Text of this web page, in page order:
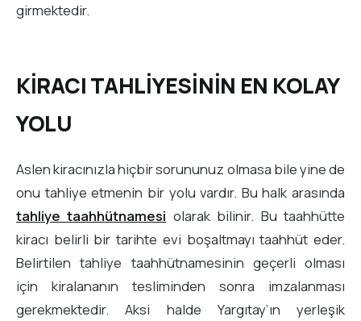
girmektedir.
KİRACI TAHLİYESİNİN EN KOLAY
YOLU
​Aslen kiracınızla hiçbir sorununuz olmasa bile yine de
onu tahliye etmenin bir yolu vardır. Bu halk arasında
tahliye taahhütnamesi olarak bilinir. Bu taahhütte
kiracı belirli bir tarihte evi boşaltmayı taahhüt eder.
Belirtilen tahliye taahhütnamesinin geçerli olması
için kiralananın tesliminden sonra imzalanması
gerekmektedir. Aksi halde Yargıtay’ın yerleşik